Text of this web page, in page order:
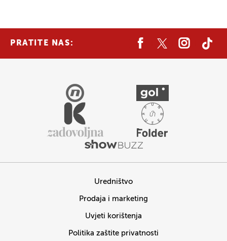
PRATITE NAS:
Uredništvo
Prodaja i marketing
Uvjeti korištenja
Politika zaštite privatnosti